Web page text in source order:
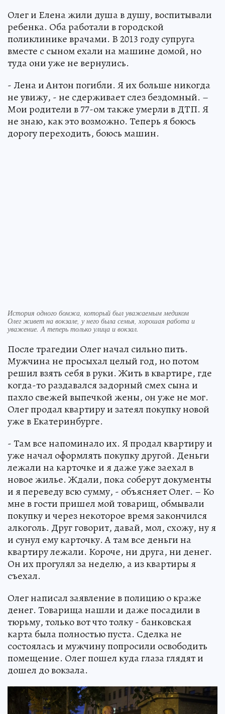
Олег и Елена жили душа в душу, воспитывали
ребенка. Оба работали в городской
поликлинике врачами. В 2013 году супруга
вместе с сыном ехали на машине домой, но
туда они уже не вернулись.
- Лена и Антон погибли. Я их больше никогда
не увижу, - не сдерживает слез бездомный. –
Мои родители в 77-ом также умерли в ДТП. Я
не знаю, как это возможно. Теперь я боюсь
дорогу переходить, боюсь машин.
История одного бомжа, который был уважаемым медиком
Олег живет на вокзале, у него была семья, хорошая работа и
уважение. А теперь только улица и вокзал.
После трагедии Олег начал сильно пить.
Мужчина не просыхал целый год, но потом
решил взять себя в руки. Жить в квартире, где
когда-то раздавался задорный смех сына и
пахло свежей выпечкой жены, он уже не мог.
Олег продал квартиру и затеял покупку новой
уже в Екатеринбурге.
- Там все напоминало их. Я продал квартиру и
уже начал оформлять покупку другой. Деньги
лежали на карточке и я даже уже заехал в
новое жилье. Ждали, пока соберут документы
и я переведу всю сумму, - объясняет Олег. – Ко
мне в гости пришел мой товарищ, обмывали
покупку и через некоторое время закончился
алкоголь. Друг говорит, давай, мол, схожу, ну я
и сунул ему карточку. А там все деньги на
квартиру лежали. Короче, ни друга, ни денег.
Он их прогулял за неделю, а из квартиры я
съехал.
Олег написал заявление в полицию о краже
денег. Товарища нашли и даже посадили в
тюрьму, только вот что толку - банковская
карта была полностью пуста. Сделка не
состоялась и мужчину попросили освободить
помещение. Олег пошел куда глаза глядят и
дошел до вокзала.